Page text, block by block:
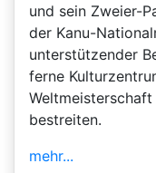
und sein Zweier-
der Kanu-
unterstützender
ferne
bestreiten.
mehr...